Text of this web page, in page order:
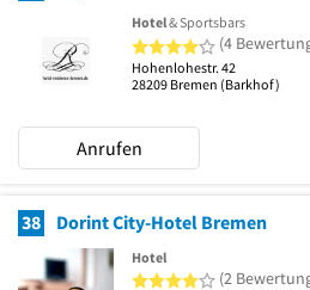
Hotel& Sportsbars
4 von 5 Sternen
(4
Hohenlohestr. 42
28209 Bremen (Barkhof)
Anrufen
38 Dorint City-Hotel Bremen
Hotel
4 von 5 Sternen
(2